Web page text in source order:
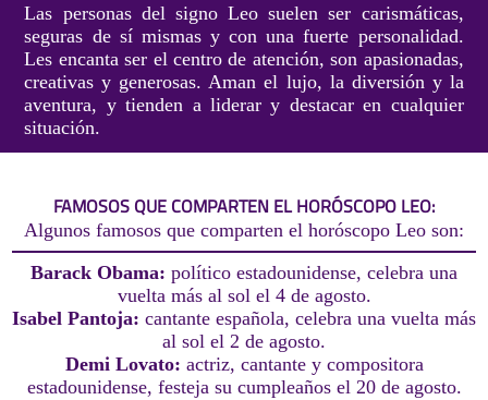
Las personas del signo Leo suelen ser carismáticas,
seguras de sí mismas y con una fuerte personalidad.
Les encanta ser el centro de atención, son apasionadas,
creativas y generosas. Aman el lujo, la diversión y la
aventura, y tienden a liderar y destacar en cualquier
situación.
FAMOSOS QUE COMPARTEN EL HORÓSCOPO LEO:
Algunos famosos que comparten el horóscopo Leo son:
Barack Obama: político estadounidense, celebra una
vuelta más al sol el 4 de agosto.
Isabel Pantoja: cantante española, celebra una vuelta más
al sol el 2 de agosto.
Demi Lovato: actriz, cantante y compositora
estadounidense, festeja su cumpleaños el 20 de agosto.